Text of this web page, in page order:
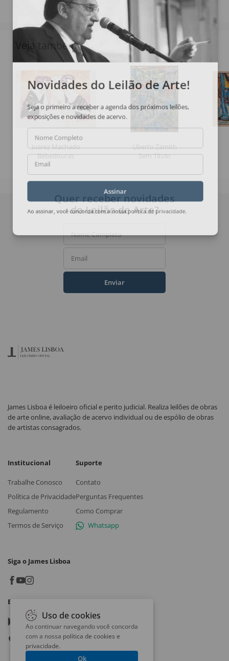
Veja também
Juarez Machado
Bebedouras
Uberto Zamith
Sem Título
Novidades do Leilão de Arte!
Seja o primeiro a receber a agenda dos próximos leilões,
exposições e novidades de acervo.
Nome Completo
Email
Assinar
Ao assinar, você concorda com a nossapolítica de privacidade
Quer receber novidades
do Leilão de Arte?
Nome Completo
Email
Enviar
James Lisboa é leiloeiro oficial e perito judicial. Realiza leilões de obras
de arte online, avaliação de acervo individual ou de espólio de obras
de artistas consagrados.
Institucional
Trabalhe Conosco
Política de Privacidade
Regulamento
Termos de Serviço
Suporte
Contato
Perguntas Frequentes
Como Comprar
Whatsapp
Siga o James Lisboa
Baixe o App
Google play
App store
Uso de cookies
Ao continuar navegando você concorda
com a nossa política de cookies e
privacidade.
Ok